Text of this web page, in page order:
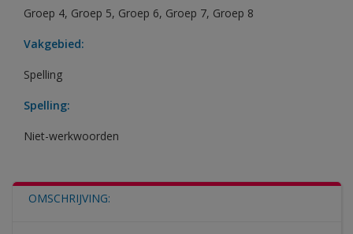
Groep 4, Groep 5, Groep 6, Groep 7, Groep 8
Vakgebied:
Spelling
Spelling:
Niet-werkwoorden
OMSCHRIJVING: